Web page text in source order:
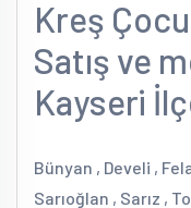
Kreş
Satış ve
Kayseri
Bünyan , Develi ,
Sarıoğlan , Sarız ,